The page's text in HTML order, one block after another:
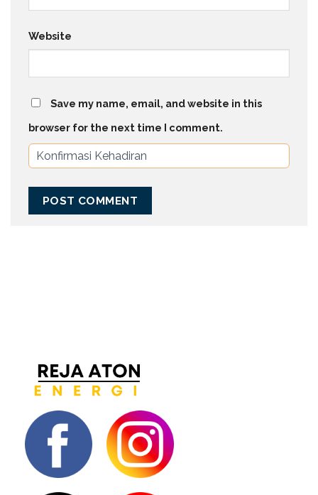
Website
Save my name, email, and website in this
browser for the next time I comment.